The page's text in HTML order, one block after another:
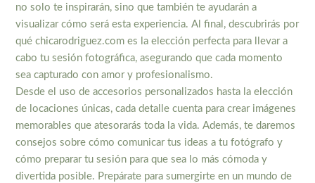
no solo te inspirarán, sino que también te ayudarán a
visualizar cómo será esta experiencia. Al final, descubrirás por
qué chicarodriguez.com es la elección perfecta para llevar a
cabo tu sesión fotográfica, asegurando que cada momento
sea capturado con amor y profesionalismo.
Desde el uso de accesorios personalizados hasta la elección
de locaciones únicas, cada detalle cuenta para crear imágenes
memorables que atesorarás toda la vida. Además, te daremos
consejos sobre cómo comunicar tus ideas a tu fotógrafo y
cómo preparar tu sesión para que sea lo más cómoda y
divertida posible. Prepárate para sumergirte en un mundo de